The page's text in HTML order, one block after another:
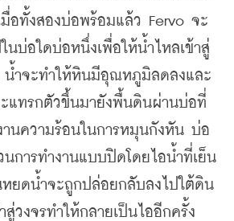
อทั้งสองบ่อพร้อมแล้ว Fervo จะ
นบ่อใดบ่อหนึ่งเพื่อให้น้ำไหลเข้าสู่
ำจะทำให้หินมีอุณหภูมิลดลงและ
แทรกตัวขึ้นมายังพื้นดินผ่านบ่อที่
านความร้อนในการหมุนกังหัน บ่อ
การทำงานแบบปิดโดยไอน้ำที่เย็น
ยดน้ำจะถูกปล่อยกลับลงไปใต้ดิน
สู่วงจรทำให้กลายเป็นไออีกครั้ง